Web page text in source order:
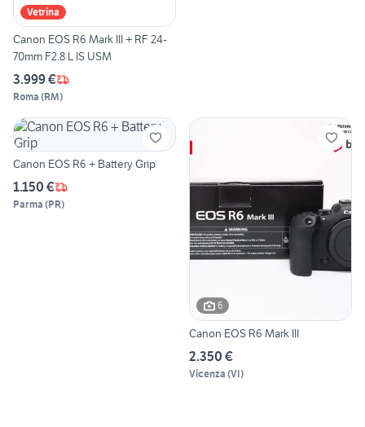
Vetrina
Canon EOS R6 Mark III + RF 24-
70mm F2.8 L IS USM
3.999 €
Roma (RM)
Canon EOS R6 + Battery Grip
1.150 €
Parma (PR)
6
Canon EOS R6 Mark III
2.350 €
Vicenza (VI)